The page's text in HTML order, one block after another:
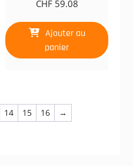
CHF59.08
Ajouter au
panier
14 15 16 →